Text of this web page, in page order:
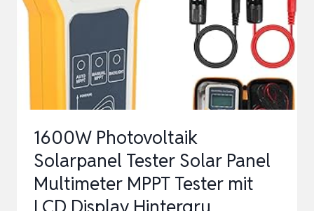
100W-
500W,
20-
120V,
60A,
1600W Photovoltaik
Solarpanel Tester Solar Panel
Multimeter MPPT Tester mit